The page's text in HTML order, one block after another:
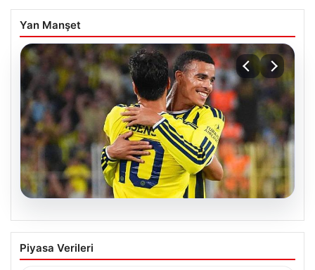
Yan Manşet
Greenwood İlk Maçında Parladı! Golü
Sonrası Rakip Takım Dahi Beğenisini
Piyasa Verileri